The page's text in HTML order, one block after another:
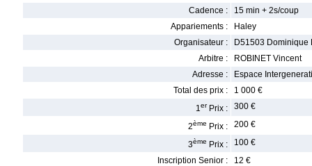
Cadence :
15 min + 2s/coup
Appariements :
Haley
Organisateur :
D51503 Dominique
Arbitre :
ROBINET Vincent
Adresse :
Espace
Total des prix :
1 000 €
1er Prix : 300 €
2ème Prix : 200 €
3ème Prix :
100 €
Inscription Senior :
12 €